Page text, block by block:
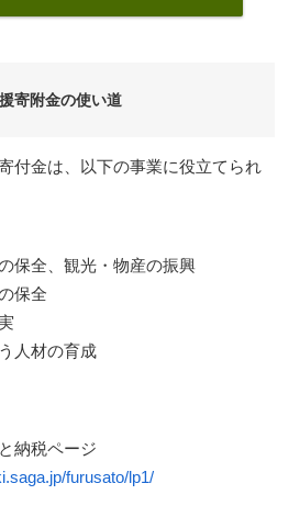
寄附金の使い道
付金は、以下の事業に役立てられ
保全、観光・物産の振興
保全
人材の育成
納税ページ
furusato/lp1/